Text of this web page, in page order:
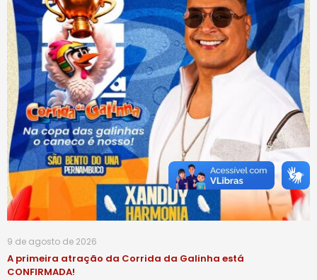
9 de agosto de 2026
A primeira atração da Corrida da Galinha está
CONFIRMADA!